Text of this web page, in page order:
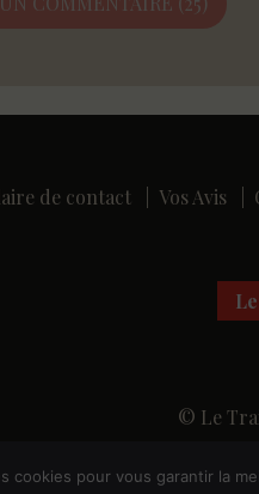
de contact Vos Avis
© Le
cookies pour vous garantir la